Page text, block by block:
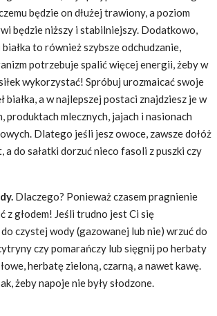
będzie on dłużej trawiony, a poziom
będzie niższy i stabilniejszy. Dodatkowo,
to również szybsze odchudzanie,
potrzebuje spalić więcej energii, żeby w
wykorzystać! Spróbuj urozmaicać swoje
białka, a w najlepszej postaci znajdziesz je w
produktach mlecznych, jajach i nasionach
Dlatego jeśli jesz owoce, zawsze dołóż
a do sałatki dorzuć nieco fasoli z puszki czy
Dlaczego? Ponieważ czasem pragnienie
z głodem! Jeśli trudno jest Ci się
czystej wody (gazowanej lub nie) wrzuć do
czy pomarańczy lub sięgnij po herbaty
herbatę zieloną, czarną, a nawet kawę.
żeby napoje nie były słodzone.